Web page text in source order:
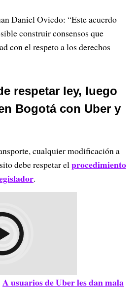
Daniel Oviedo: “Este acuerdo
construir consensos que
con el respeto a los derechos
respetar ley, luego
Bogotá con Uber y
cualquier modificación a
debe respetar elprocedimiento
.
A usuarios de Uber les dan mala